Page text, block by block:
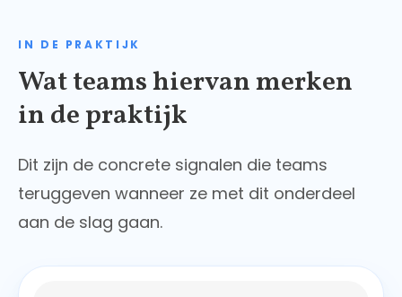
IN DE PRAKTIJK
Wat teams hiervan merken
in de praktijk
Dit zijn de concrete signalen die teams
teruggeven wanneer ze met dit onderdeel
aan de slag gaan.